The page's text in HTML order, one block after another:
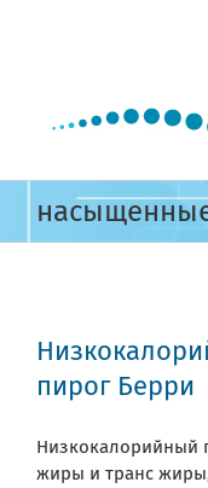
пирог Берри
Низкокалорийный
жиры и транс